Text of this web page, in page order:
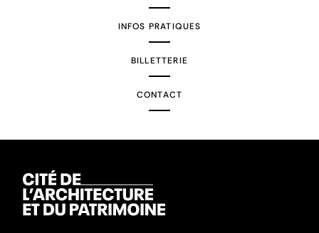
INFOS PRATIQUES
BILLETTERIE
CONTACT